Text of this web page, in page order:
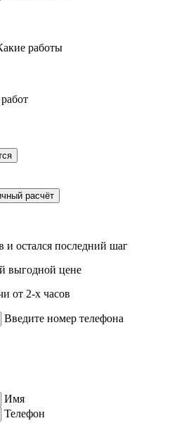
работы
расчёт
и остался последний шаг
выгодной цене
от 2-х часов
Введите номер телефона
Имя
Телефон